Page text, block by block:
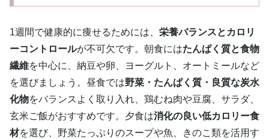
1週間で健康的に痩せるためには、 栄養バランスとカロリ
ーコントロールが不可欠です。朝食にはたんぱく質と食物
繊維を中心に、納豆や卵、ヨーグルト、オートミールなど
を選びましょう。昼食では野菜・たんぱく質・良質な炭水
化物をバランスよく取り入れ、鶏むね肉や豆腐、サラダ、
玄米ご飯がおすすめです。夕食は消化の良い低カロリー食
材を選び、野菜たっぷりのスープや魚、きのこ類を活用す